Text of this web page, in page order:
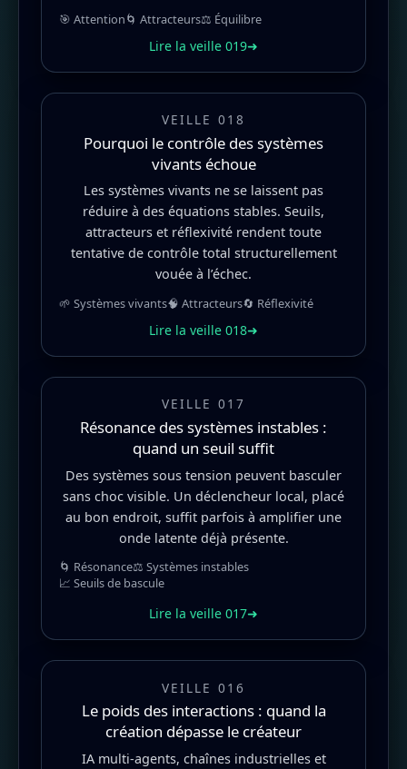
🎯 Attention🌀 Attracteurs⚖️ Équilibre
Lire la veille 019➜
VEILLE 018
Pourquoi le contrôle des systèmes
vivants échoue
Les systèmes vivants ne se laissent pas
réduire à des équations stables. Seuils,
attracteurs et réflexivité rendent toute
tentative de contrôle total structurellement
vouée à l’échec.
🌱 Systèmes vivants🧠 Attracteurs🔄 Réflexivité
Lire la veille 018➜
VEILLE 017
Résonance des systèmes instables :
quand un seuil suffit
Des systèmes sous tension peuvent basculer
sans choc visible. Un déclencheur local, placé
au bon endroit, suffit parfois à amplifier une
onde latente déjà présente.
🌀 Résonance⚖️ Systèmes instables
📈 Seuils de bascule
Lire la veille 017➜
VEILLE 016
Le poids des interactions : quand la
création dépasse le créateur
IA multi-agents, chaînes industrielles et